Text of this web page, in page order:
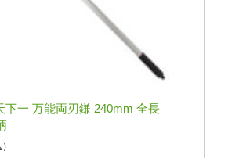
下一 万能両刃鎌 240mm 全長